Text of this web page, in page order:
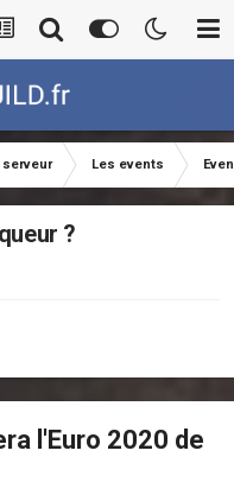
serveur Les events
?
l'Euro 2020 de